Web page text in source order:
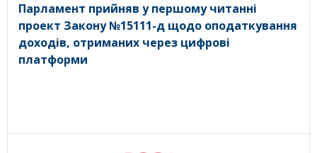
Парламент прийняв у першому читанні
проект Закону №15111-д щодо оподаткування
доходів, отриманих через цифрові
платформи